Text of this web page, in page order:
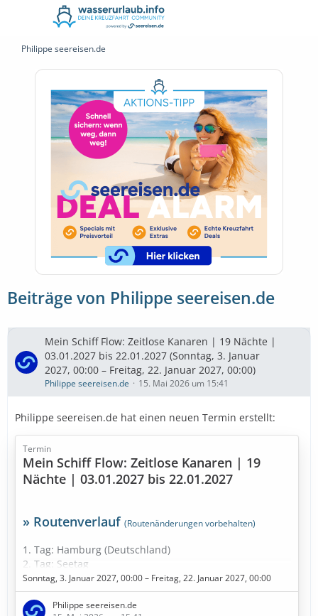
Philippe seereisen.de
Beiträge von Philippe seereisen.de
Mein Schiff Flow: Zeitlose Kanaren | 19 Nächte |
03.01.2027 bis 22.01.2027 (Sonntag, 3. Januar
2027, 00:00 – Freitag, 22. Januar 2027, 00:00)
Philippe seereisen.de 15. Mai 2026 um 15:41
Philippe seereisen.de hat einen neuen Termin erstellt:
Termin
Mein Schiff Flow: Zeitlose Kanaren | 19
Nächte | 03.01.2027 bis 22.01.2027
» Routenverlauf (Routenänderungen vorbehalten)
1. Tag: Hamburg (Deutschland)
2. Tag: Seetag
3. Tag: Seetag
4. Tag: Seetag
5. Tag: Seetag
Sonntag, 3. Januar 2027, 00:00 – Freitag, 22. Januar 2027, 00:00
Philippe seereisen.de